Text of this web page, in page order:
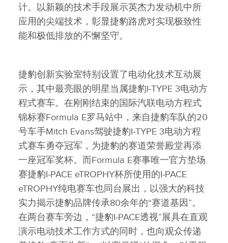
计。以新颖的技术手段展示英杰力发动机中所
应用的尖端技术，彰显捷豹路虎对实现极致性
能和极低排放的不懈坚守。
捷豹创新实验室特别设置了电动化技术互动展
示，其中最亮眼的明星当属捷豹I‑TYPE 3电动方
程式赛车。在刚刚结束的国际汽联电动方程式
锦标赛Formula E罗马站中，来自捷豹车队的20
号车手Mitch Evans驾驶捷豹I‑TYPE 3电动方程
式赛车勇夺冠军，为捷豹的赛道荣誉殿堂再添
一座冠军奖杯。而Formula E赛事唯一官方垫场
赛捷豹I‑PACE eTROPHY杯所使用的I‑PACE
eTROPHY纯电赛车也同台展出，以强大的科技
实力揭示捷豹品牌传承80余年的“赛道基因”。
在两台赛车旁边，“捷豹I‑PACE透视”展具在直观
演示电动技术工作方式的同时，也向观众传递